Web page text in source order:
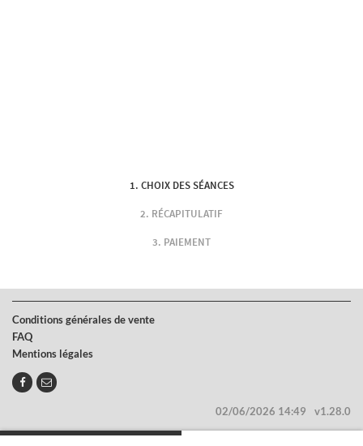
CHOIX DES SÉANCES
RÉCAPITULATIF
PAIEMENT
Conditions générales de vente
FAQ
Mentions légales
02/06/2026 14:49 v1.28.0